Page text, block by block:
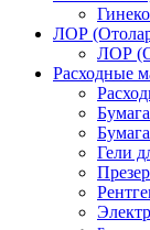
ЛОР
ЛОР
Расходные
Гели